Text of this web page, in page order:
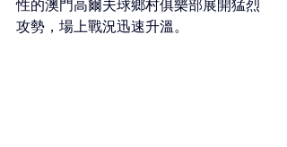
性的澳門高爾夫球鄉村俱樂部展開猛烈
攻勢，場上戰況迅速升溫。